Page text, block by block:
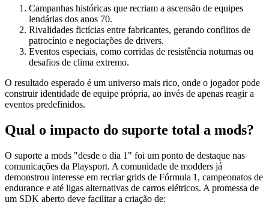
Campanhas históricas que recriam a ascensão de equipes
lendárias dos anos 70.
Rivalidades fictícias entre fabricantes, gerando conflitos de
patrocínio e negociações de drivers.
Eventos especiais, como corridas de resistência noturnas ou
desafios de clima extremo.
O resultado esperado é um universo mais rico, onde o jogador pode
construir identidade de equipe própria, ao invés de apenas reagir a
eventos predefinidos.
Qual o impacto do suporte total a mods?
O suporte a mods "desde o dia 1" foi um ponto de destaque nas
comunicações da Playsport. A comunidade de modders já
demonstrou interesse em recriar grids de Fórmula 1, campeonatos de
endurance e até ligas alternativas de carros elétricos. A promessa de
um SDK aberto deve facilitar a criação de: